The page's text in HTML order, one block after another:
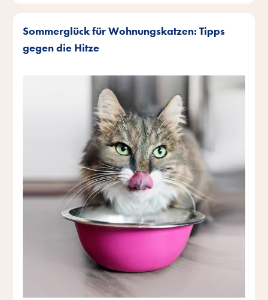
Sommerglück für Wohnungskatzen: Tipps
gegen die Hitze